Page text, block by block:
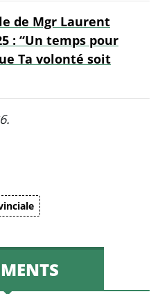
de Mgr Laurent
: “Un temps pour
Ta volonté soit